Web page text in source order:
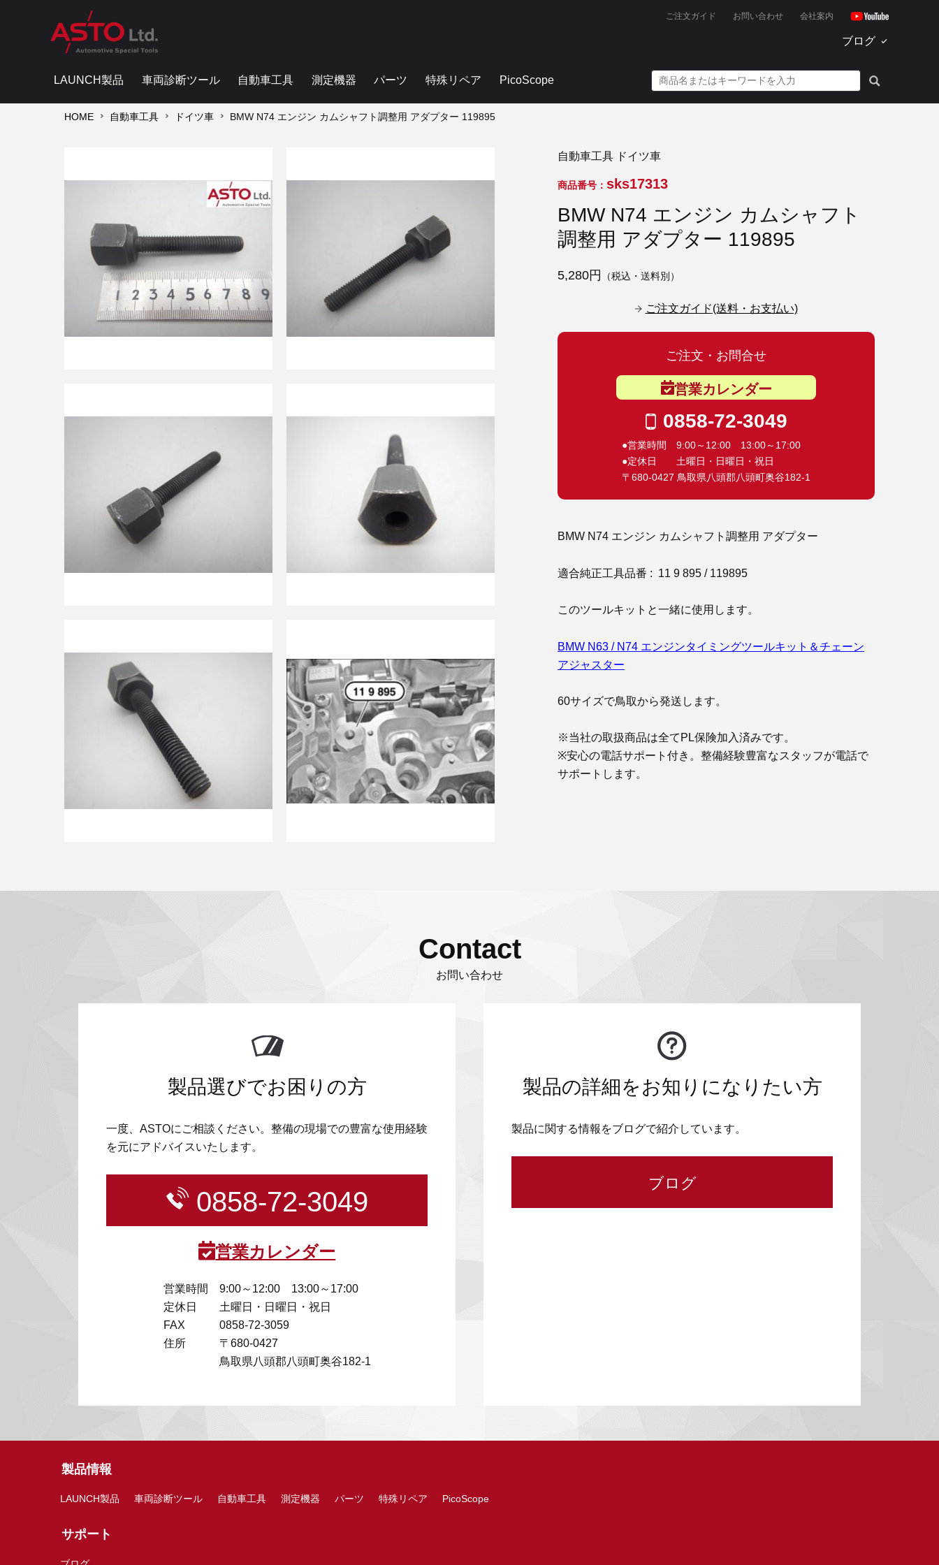
ご注文ガイド お問い合わせ 会社案内
ブログ
LAUNCH製品 車両診断ツール 自動車工具 測定機器 パーツ 特殊リペア PicoScope
HOME 自動車工具 ドイツ車 BMW N74 エンジン カムシャフト調整用 アダプター 119895
自動車工具 ドイツ車
商品番号： sks17313
BMW N74 エンジン カムシャフト
調整用 アダプター 119895
5,280円 （税込・送料別）
ご注文ガイド(送料・お支払い)
ご注文・お問合せ
営業カレンダー
0858-72-3049
●営業時間 9:00～12:00 13:00～17:00
●定休日 土曜日・日曜日・祝日
〒680-0427 鳥取県八頭郡八頭町奥谷182-1
BMW N74 エンジン カムシャフト調整用 アダプター
適合純正工具品番 : 11 9 895 / 119895
このツールキットと一緒に使用します。
BMW N63 / N74 エンジンタイミングツールキット＆チェーン
アジャスター
60サイズで鳥取から発送します。
※当社の取扱商品は全てPL保険加入済みです。
※安心の電話サポート付き。整備経験豊富なスタッフが電話で
サポートします。
Contact
お問い合わせ
製品選びでお困りの方
一度、ASTOにご相談ください。整備の現場での豊富な使用経験
を元にアドバイスいたします。
0858-72-3049
営業カレンダー
営業時間
9:00～12:00 13:00～17:00
定休日
土曜日・日曜日・祝日
FAX
0858-72-3059
住所
〒680-0427
鳥取県八頭郡八頭町奥谷182-1
製品の詳細をお知りになりたい方
製品に関する情報をブログで紹介しています。
ブログ
製品情報
LAUNCH製品 車両診断ツール 自動車工具 測定機器 パーツ 特殊リペア PicoScope
サポート